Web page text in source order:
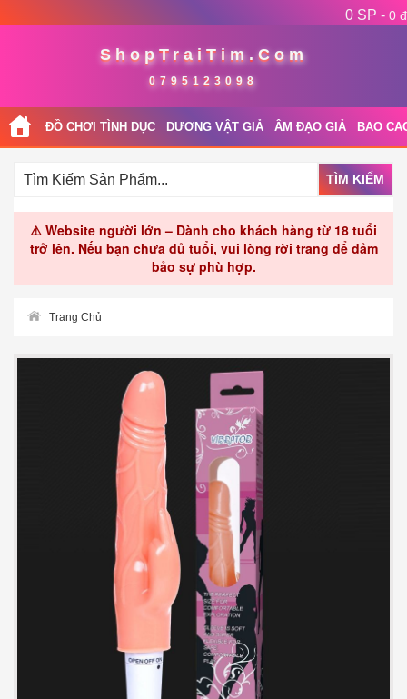
0 SP - 0 đ
ShopTraiTim.Com
0795123098
ĐỒ CHƠI TÌNH DỤC DƯƠNG VẬT GIẢ ÂM ĐẠO GIẢ BAO
TÌM KIẾM
⚠️ Website người lớn – Dành cho khách hàng từ 18 tuổi
trở lên. Nếu bạn chưa đủ tuổi, vui lòng rời trang để đảm
bảo sự phù hợp.
Trang Chủ